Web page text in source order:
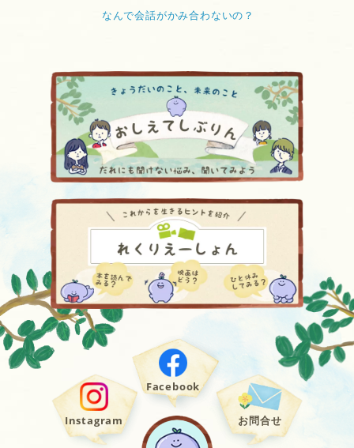
なんで会話がかみ合わないの？
Instagram
Facebook
お問合せ